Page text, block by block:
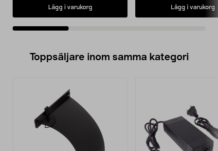
Lägg i varukorg Lägg i varukorg
Toppsäljare inom samma kategori